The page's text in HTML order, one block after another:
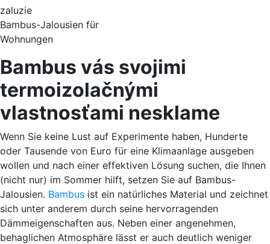
Bambus-Jalousien für
Wohnungen
Bambus vás svojimi
termoizolačnými
vlastnosťami nesklame
Wenn Sie keine Lust auf Experimente haben, Hunderte
oder Tausende von Euro für eine Klimaanlage ausgeben
wollen und nach einer effektiven Lösung suchen, die Ihnen
(nicht nur) im Sommer hilft, setzen Sie auf Bambus-
Jalousien. Bambus ist ein natürliches Material und zeichnet
sich unter anderem durch seine hervorragenden
Dämmeigenschaften aus. Neben einer angenehmen,
behaglichen Atmosphäre lässt er auch deutlich weniger